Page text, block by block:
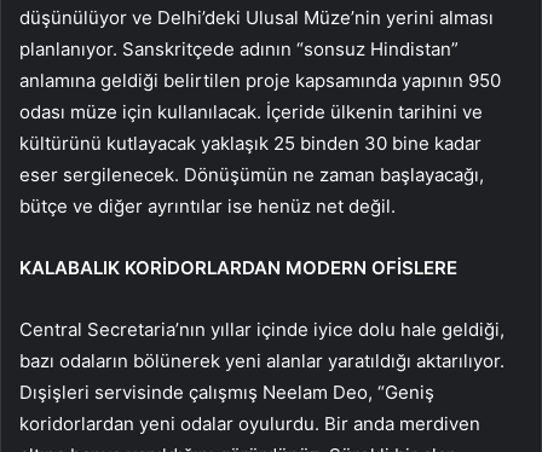
düşünülüyor ve Delhi’deki Ulusal Müze’nin yerini alması
planlanıyor. Sanskritçede adının “sonsuz Hindistan”
anlamına geldiği belirtilen proje kapsamında yapının 950
odası müze için kullanılacak. İçeride ülkenin tarihini ve
kültürünü kutlayacak yaklaşık 25 binden 30 bine kadar
eser sergilenecek. Dönüşümün ne zaman başlayacağı,
bütçe ve diğer ayrıntılar ise henüz net değil.
KALABALIK KORİDORLARDAN MODERN OFİSLERE
Central Secretaria’nın yıllar içinde iyice dolu hale geldiği,
bazı odaların bölünerek yeni alanlar yaratıldığı aktarılıyor.
Dışişleri servisinde çalışmış Neelam Deo, “Geniş
koridorlardan yeni odalar oyulurdu. Bir anda merdiven